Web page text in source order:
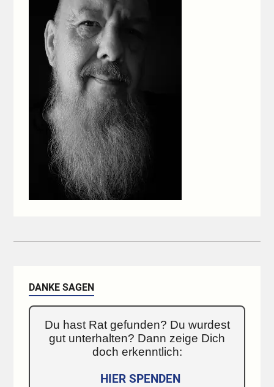
DANKE SAGEN
Du hast Rat gefunden? Du wurdest
gut unterhalten? Dann zeige Dich
doch erkenntlich:
HIER SPENDEN